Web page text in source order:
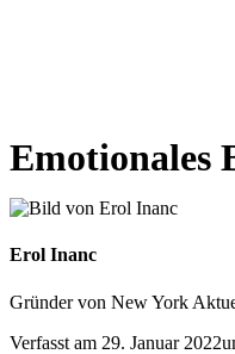
Emotionales
Erol Inanc
Gründer von New York
Verfasst am 29. Januar 2022